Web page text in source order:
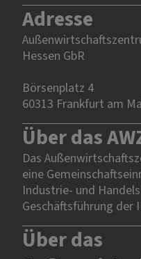
Adresse
Hessen GbR
Börsenplatz 4
60313 Frankfurt am
Über das
Das
eine
Industrie- und
Geschäftsführung der
Über das